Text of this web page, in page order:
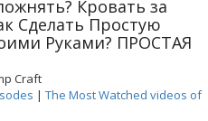
Кровать за
Сделать Простую
Руками? ПРОСТАЯ
Craft
| The Most Watched videos of